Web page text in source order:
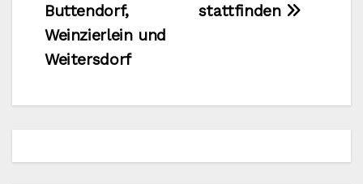
stattfinden
Buttendorf,
Weinzierlein und
Weitersdorf